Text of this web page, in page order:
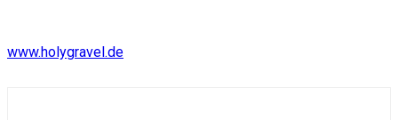
www.holygravel.de